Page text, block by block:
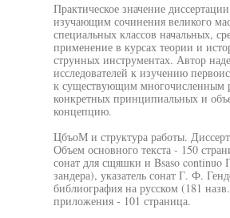
Практическое значение
изучающим сочинения великого
специальных классов начальных,
применение в курсах теории и
струнных инструментах. Автор
исследователей к изучению
к существующим многочисленным
конкретных принципиальных и
концепцию.
ЦбъоМ и структура работы.
Объем основного текста - 150
сонат для сщяшки и Bsaso
зандера), указатель сонат Г. Ф.
библиография на русском (181
приложения - 101 страница.